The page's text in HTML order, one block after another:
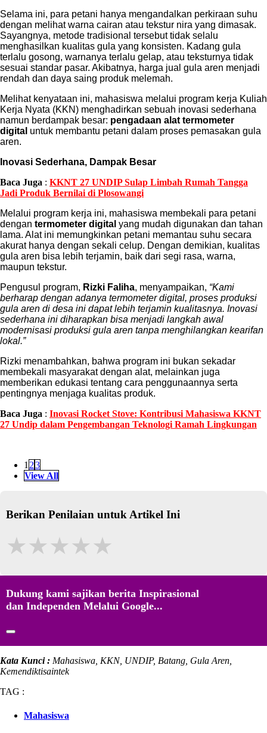
Selama ini, para petani hanya mengandalkan perkiraan suhu
dengan melihat warna cairan atau tekstur nira yang dimasak.
Sayangnya, metode tradisional tersebut tidak selalu
menghasilkan kualitas gula yang konsisten. Kadang gula
terlalu gosong, warnanya terlalu gelap, atau teksturnya tidak
sesuai standar pasar. Akibatnya, harga jual gula aren menjadi
rendah dan daya saing produk melemah.
Melihat kenyataan ini, mahasiswa melalui program kerja Kuliah
Kerja Nyata (KKN) menghadirkan sebuah inovasi sederhana
namun berdampak besar: pengadaan alat termometer
digital untuk membantu petani dalam proses pemasakan gula
aren.
Inovasi Sederhana, Dampak Besar
Baca Juga : KKNT 27 UNDIP Sulap Limbah Rumah Tangga
Jadi Produk Bernilai di Plosowangi
Melalui program kerja ini, mahasiswa membekali para petani
dengan termometer digital yang mudah digunakan dan tahan
lama. Alat ini memungkinkan petani memantau suhu secara
akurat hanya dengan sekali celup. Dengan demikian, kualitas
gula aren bisa lebih terjamin, baik dari segi rasa, warna,
maupun tekstur.
Pengusul program, Rizki Faliha, menyampaikan, “Kami
berharap dengan adanya termometer digital, proses produksi
gula aren di desa ini dapat lebih terjamin kualitasnya. Inovasi
sederhana ini diharapkan bisa menjadi langkah awal
modernisasi produksi gula aren tanpa menghilangkan kearifan
lokal.”
Rizki menambahkan, bahwa program ini bukan sekadar
membekali masyarakat dengan alat, melainkan juga
memberikan edukasi tentang cara penggunaannya serta
pentingnya menjaga kualitas produk.
Baca Juga : Inovasi Rocket Stove: Kontribusi Mahasiswa KKNT
27 Undip dalam Pengembangan Teknologi Ramah Lingkungan
1 23
View All
Berikan Penilaian untuk Artikel Ini
★★★★★
Dukung kami sajikan berita Inspirasional
dan Independen Melalui Google...
Kata Kunci : Mahasiswa, KKN, UNDIP, Batang, Gula Aren,
Kemendiktisaintek
TAG :
Mahasiswa